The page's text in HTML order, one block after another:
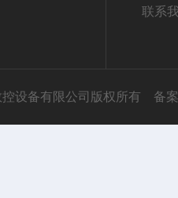
联系
设备有限公司版权所有 备